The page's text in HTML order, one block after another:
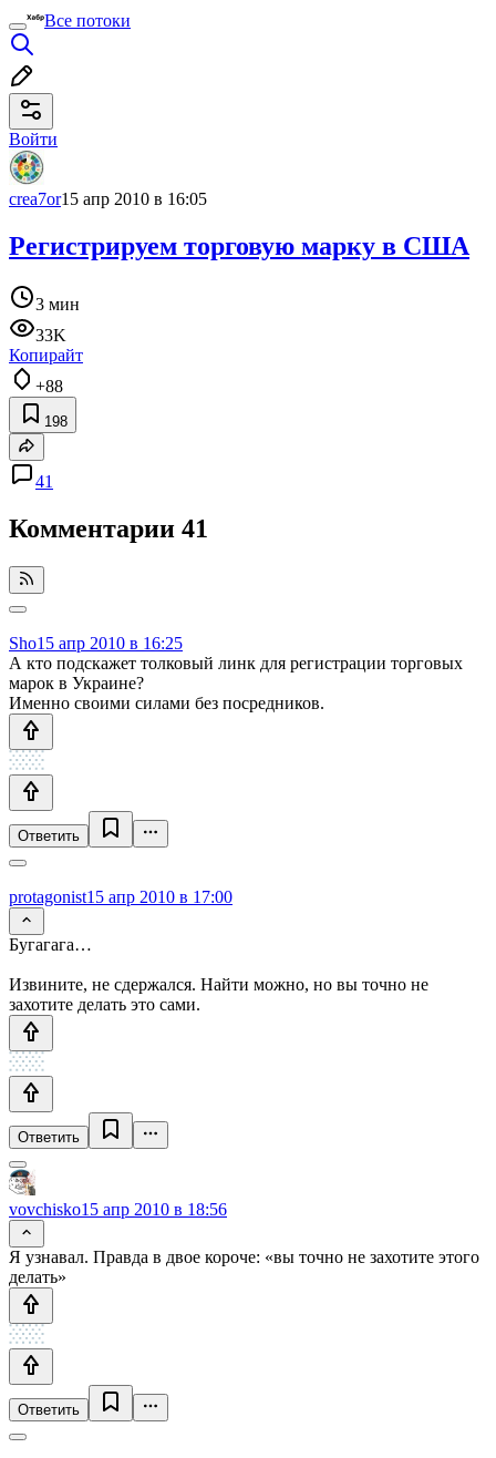
Все потоки
Войти
crea7or15 апр 2010 в 16:05
Регистрируем торговую марку в США
3 мин
33K
Копирайт
+88
198
41
Комментарии 41
Sho15 апр 2010 в 16:25
А кто подскажет толковый линк для регистрации торговых
марок в Украине?
Именно своими силами без посредников.
Ответить
protagonist15 апр 2010 в 17:00
Бугагага…
Извините, не сдержался. Найти можно, но вы точно не
захотите делать это сами.
Ответить
vovchisko15 апр 2010 в 18:56
Я узнавал. Правда в двое короче: «вы точно не захотите этого
делать»
Ответить